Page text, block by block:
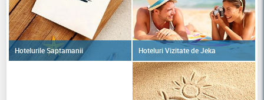
Hotelurile Saptamanii Hoteluri Vizitate de Jeka